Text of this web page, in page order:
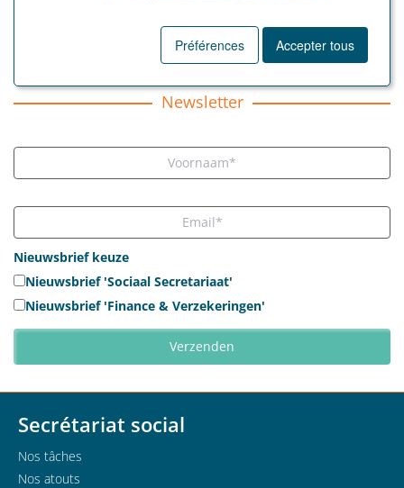
TOUS LES ARTICLES
Newsletter
Nieuwsbrief keuze
Nieuwsbrief 'Sociaal Secretariaat'
Nieuwsbrief 'Finance & Verzekeringen'
Secrétariat social
Nos tâches
Nos atouts
Préférences Accepter tous